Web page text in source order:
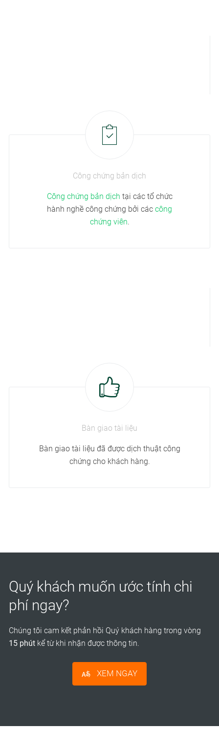
Công chứng bản dịch
Công chứng bản dịch tại các tổ chức
hành nghề công chứng bởi các công
chứng viên.
Bàn giao tài liệu
Bàn giao tài liệu đã được dịch thuật công
chứng cho khách hàng.
Quý khách muốn ước tính chi
phí ngay?
Chúng tôi cam kết phản hồi Quý khách hàng trong vòng
15 phútkể từ khi nhận được thông tin.
XEM NGAY